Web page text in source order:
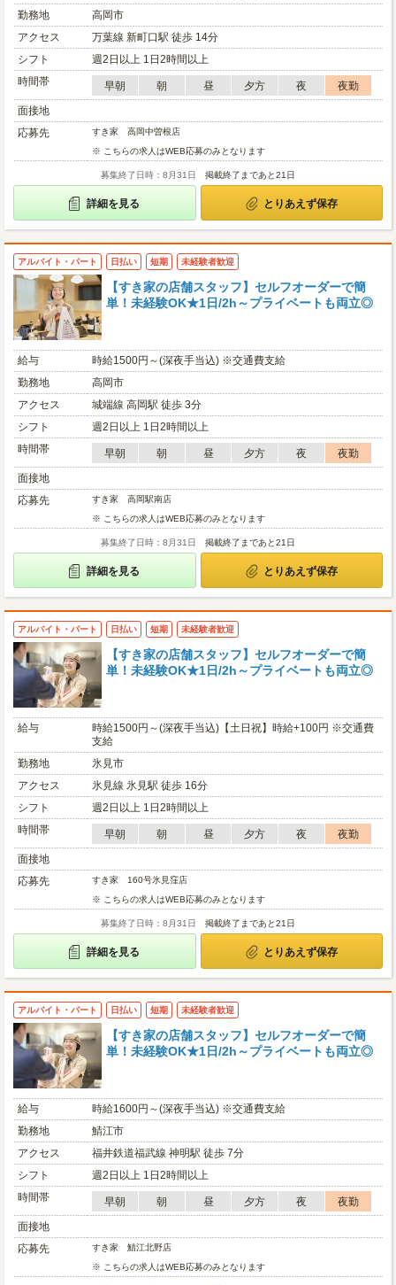
勤務地
高岡市
アクセス
万葉線 新町口駅 徒歩 14分
シフト
週2日以上 1日2時間以上
時間帯
早朝 朝 昼 夕方 夜
夜勤
面接地
応募先
すき家 高岡中曽根店
※ こちらの求人はWEB応募のみとなります
募集終了日時：8月31日 掲載終了まであと21日
詳細を見る とりあえず保存
アルバイト・パート 日払い 短期 未経験者歓迎
【すき家の店舗スタッフ】セルフオーダーで簡
単！未経験OK★1日/2h～プライベートも両立◎
給与
時給1500円～(深夜手当込) ※交通費支給
勤務地
高岡市
アクセス
城端線 高岡駅 徒歩 3分
シフト
週2日以上 1日2時間以上
時間帯
早朝 朝 昼 夕方 夜
夜勤
面接地
応募先
すき家 高岡駅南店
※ こちらの求人はWEB応募のみとなります
募集終了日時：8月31日 掲載終了まであと21日
詳細を見る とりあえず保存
アルバイト・パート 日払い 短期 未経験者歓迎
【すき家の店舗スタッフ】セルフオーダーで簡
単！未経験OK★1日/2h～プライベートも両立◎
給与
時給1500円～(深夜手当込)【土日祝】時給+100円 ※交通費
支給
勤務地
氷見市
アクセス
氷見線 氷見駅 徒歩 16分
シフト
週2日以上 1日2時間以上
時間帯
早朝 朝 昼 夕方 夜
夜勤
面接地
応募先
すき家 160号氷見窪店
※ こちらの求人はWEB応募のみとなります
募集終了日時：8月31日 掲載終了まであと21日
詳細を見る とりあえず保存
アルバイト・パート 日払い 短期 未経験者歓迎
【すき家の店舗スタッフ】セルフオーダーで簡
単！未経験OK★1日/2h～プライベートも両立◎
給与
時給1600円～(深夜手当込) ※交通費支給
勤務地
鯖江市
アクセス
福井鉄道福武線 神明駅 徒歩 7分
シフト
週2日以上 1日2時間以上
時間帯
早朝 朝 昼 夕方 夜
夜勤
面接地
応募先
すき家 鯖江北野店
※ こちらの求人はWEB応募のみとなります